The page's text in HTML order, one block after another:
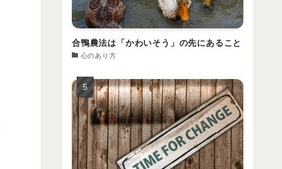
合鴨農法は「かわいそう」の先にあること
心のあり方